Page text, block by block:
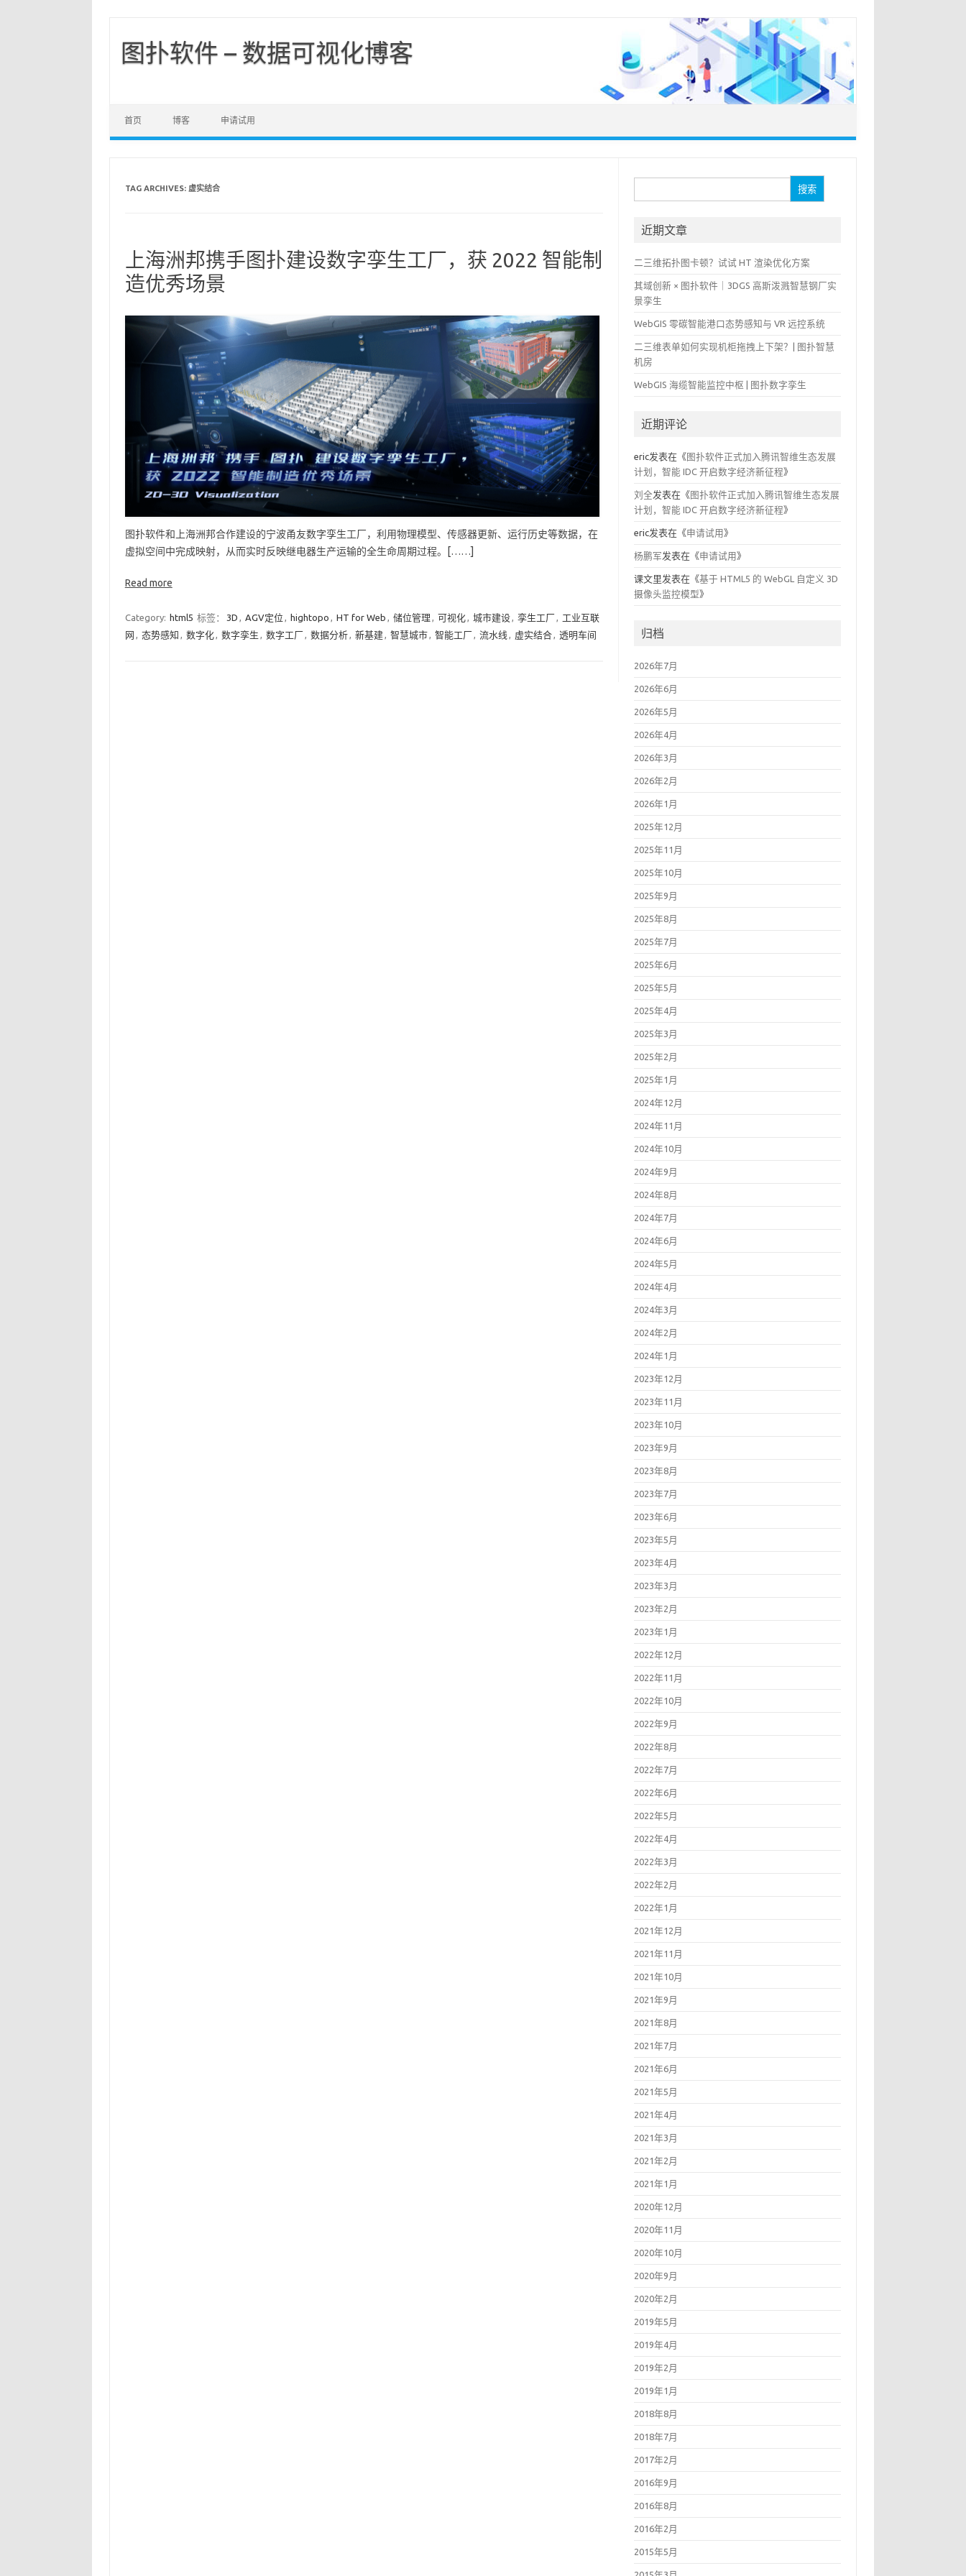
图扑软件 – 数据可视化博客
首页 博客 申请试用
TAG ARCHIVES: 虚实结合
上海洲邦携手图扑建设数字孪生工厂，获 2022 智能制
造优秀场景
图扑软件和上海洲邦合作建设的宁波甬友数字孪生工厂，利用物理模型、传感器更新、运行历史等数据，在
虚拟空间中完成映射，从而实时反映继电器生产运输的全生命周期过程。[……]
Read more
Category: html5 标签： 3D , AGV定位 , hightopo , HT for Web , 储位管理 , 可视化, 城市建设, 孪生工厂, 工业互联
网 , 态势感知 , 数字化, 数字孪生 , 数字工厂, 数据分析, 新基建, 智慧城市, 智能工厂, 流水线, 虚实结合, 透明车间
索：
近期文章
二三维拓扑图卡顿？试试 HT 渲染优化方案
其域创新 × 图扑软件｜3DGS 高斯泼溅智慧钢厂实
景孪生
WebGIS 零碳智能港口态势感知与 VR 远控系统
二三维表单如何实现机柜拖拽上下架？| 图扑智慧
机房
WebGIS 海缆智能监控中枢 | 图扑数字孪生
近期评论
eric发表在《 图扑软件正式加入腾讯智维生态发展
计划，智能 IDC 开启数字经济新征程》
刘全发表在《 图扑软件正式加入腾讯智维生态发展
计划，智能 IDC 开启数字经济新征程》
eric发表在《申请试用 》
杨鹏军发表在《申请试用 》
课文里发表在《基于 HTML5 的 WebGL 自定义 3D
摄像头监控模型》
归档
2026年7月
2026年6月
2026年5月
2026年4月
2026年3月
2026年2月
2026年1月
2025年12月
2025年11月
2025年10月
2025年9月
2025年8月
2025年7月
2025年6月
2025年5月
2025年4月
2025年3月
2025年2月
2025年1月
2024年12月
2024年11月
2024年10月
2024年9月
2024年8月
2024年7月
2024年6月
2024年5月
2024年4月
2024年3月
2024年2月
2024年1月
2023年12月
2023年11月
2023年10月
2023年9月
2023年8月
2023年7月
2023年6月
2023年5月
2023年4月
2023年3月
2023年2月
2023年1月
2022年12月
2022年11月
2022年10月
2022年9月
2022年8月
2022年7月
2022年6月
2022年5月
2022年4月
2022年3月
2022年2月
2022年1月
2021年12月
2021年11月
2021年10月
2021年9月
2021年8月
2021年7月
2021年6月
2021年5月
2021年4月
2021年3月
2021年2月
2021年1月
2020年12月
2020年11月
2020年10月
2020年9月
2020年2月
2019年5月
2019年4月
2019年2月
2019年1月
2018年8月
2018年7月
2017年2月
2016年9月
2016年8月
2016年2月
2015年5月